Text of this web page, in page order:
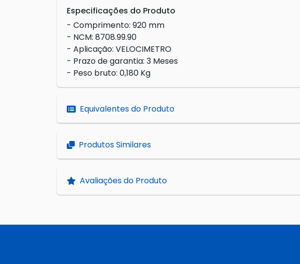
Especificações do Produto
- Comprimento: 920 mm
- NCM: 8708.99.90
- Aplicação: VELOCIMETRO
- Prazo de garantia: 3 Meses
- Peso bruto: 0,180 Kg
Equivalentes do Produto
Produtos Similares
Avaliações do Produto